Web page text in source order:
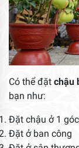
Có thể đặt chậu
bạn như:
Đặt chậu ở 1
Đặt ở ban công